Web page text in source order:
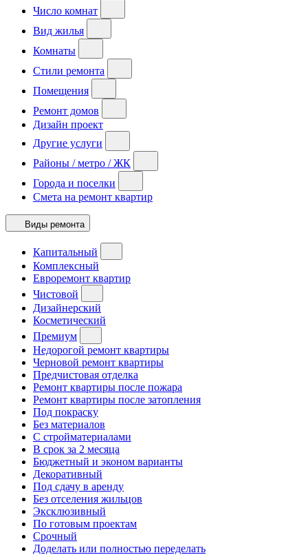
Число комнат
Вид жилья
Комнаты
Стили ремонта
Помещения
Ремонт домов
Дизайн проект
Другие услуги
Районы / метро / ЖК
Города и поселки
Смета на ремонт квартир
Виды ремонта
Капитальный
Комплексный
Евроремонт квартир
Чистовой
Дизайнерский
Косметический
Премиум
Недорогой ремонт квартиры
Черновой ремонт квартиры
Предчистовая отделка
Ремонт квартиры после пожара
Ремонт квартиры после затопления
Под покраску
Без материалов
С стройматериалами
В срок за 2 месяца
Бюджетный и эконом варианты
Декоративный
Под сдачу в аренду
Без отселения жильцов
Эксклюзивный
По готовым проектам
Срочный
Доделать или полностью переделать